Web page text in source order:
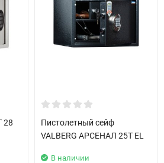
28
Пистолетный сейф
VALBERG АРСЕНАЛ 25T EL
В наличии